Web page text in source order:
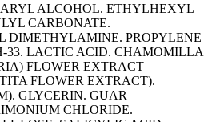
ALCOHOL. ETHYLHEXYL
CARBONATE.
DIMETHYLAMINE. PROPYLENE
33. LACTIC ACID. CHAMOMILLA
FLOWER EXTRACT
FLOWER EXTRACT).
GLYCERIN. GUAR
CHLORIDE.